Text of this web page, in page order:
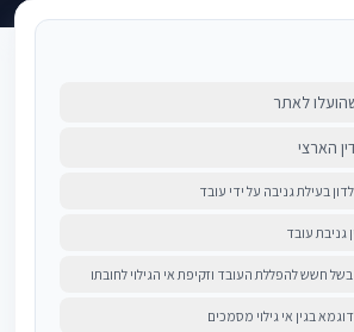
לאתר
הארצי
בעילת גניבה על ידי עובד
גניבת עובד
בשל חשש להפללת העובד וזקיפת אי הגילוי לחובתו
בגין אי גילוי מסמכים